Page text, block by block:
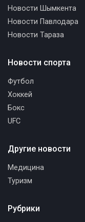
Новости Шымкента
Новости Павлодара
Новости Тараза
Новости спорта
Футбол
Хоккей
Бокс
UFC
Другие новости
Медицина
Туризм
Рубрики